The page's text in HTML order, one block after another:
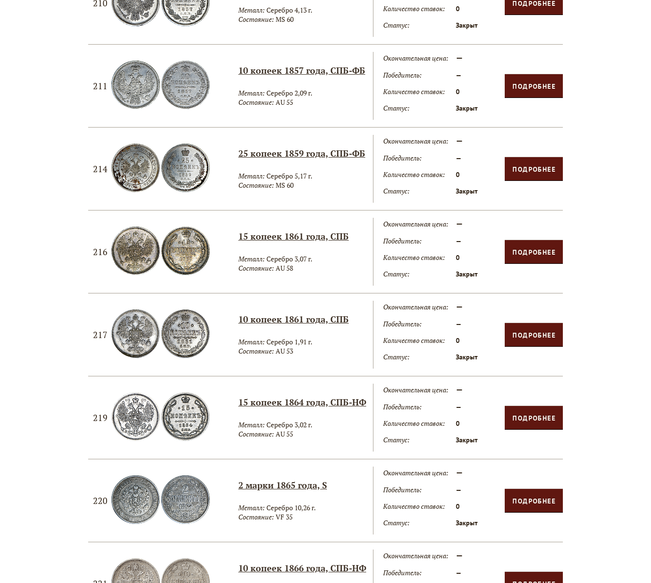
210
Металл: Серебро 4,13 г.
Состояние: MS 60
Количество ставок: 0
Статус: Закрыт
ПОДРОБНЕЕ
211
10 копеек 1857 года, СПБ-ФБ
Металл: Серебро 2,09 г.
Состояние: AU 55
Окончательная цена: —
Победитель: —
Количество ставок: 0
Статус: Закрыт
ПОДРОБНЕЕ
214
25 копеек 1859 года, СПБ-ФБ
Металл: Серебро 5,17 г.
Состояние: MS 60
Окончательная цена: —
Победитель: —
Количество ставок: 0
Статус: Закрыт
ПОДРОБНЕЕ
216
15 копеек 1861 года, СПБ
Металл: Серебро 3,07 г.
Состояние: AU 58
Окончательная цена: —
Победитель: —
Количество ставок: 0
Статус: Закрыт
ПОДРОБНЕЕ
217
10 копеек 1861 года, СПБ
Металл: Серебро 1,91 г.
Состояние: AU 53
Окончательная цена: —
Победитель: —
Количество ставок: 0
Статус: Закрыт
ПОДРОБНЕЕ
219
15 копеек 1864 года, СПБ-НФ
Металл: Серебро 3,02 г.
Состояние: AU 55
Окончательная цена: —
Победитель: —
Количество ставок: 0
Статус: Закрыт
ПОДРОБНЕЕ
220
2 марки 1865 года, S
Металл: Серебро 10,26 г.
Состояние: VF 35
Окончательная цена: —
Победитель: —
Количество ставок: 0
Статус: Закрыт
ПОДРОБНЕЕ
10 копеек 1866 года, СПБ-НФ
Окончательная цена: —
Победитель:
—